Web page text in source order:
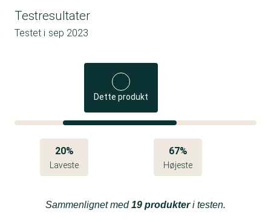
Testresultater
Testet i sep 2023
Dette produkt
20%
Laveste
67%
Højeste
Sammenlignet med19 produkteri testen.